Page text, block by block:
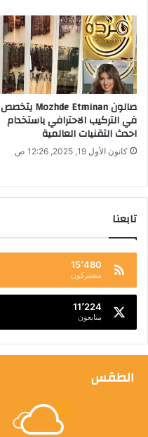
صالون Mozhde Etminan يتخصص
في التركيب الاحترافي باستخدام
احدث التقنيات العالمية
كانون الأول 19, 2025, 12:26 ص
تابعنا
15٬480
مشتركون
11٬224
متابعون
الطقس